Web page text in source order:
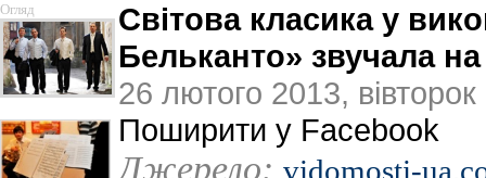
Огляд
Світова класика у
Бельканто» звучала
26 лютого 2013, вівторок
Поширити у Facebook
Джерело: vidomosti-